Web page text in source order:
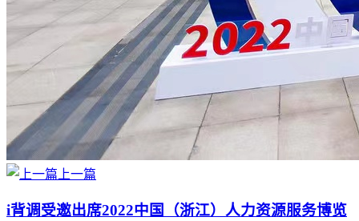
上一篇
i背调受邀出席2022中国（浙江）人力资源服务博览